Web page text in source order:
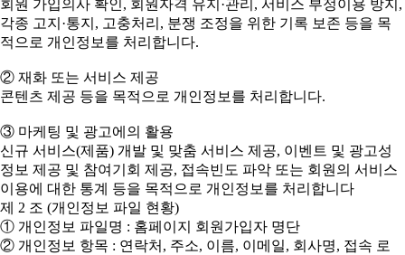
회원 가입의사 확인, 회원자격 유지·관리, 서비스 부정이용 방지,
각종 고지·통지, 고충처리, 분쟁 조정을 위한 기록 보존 등을 목
적으로 개인정보를 처리합니다.
② 재화 또는 서비스 제공
콘텐츠 제공 등을 목적으로 개인정보를 처리합니다.
③ 마케팅 및 광고에의 활용
신규 서비스(제품) 개발 및 맞춤 서비스 제공, 이벤트 및 광고성
정보 제공 및 참여기회 제공, 접속빈도 파악 또는 회원의 서비스
이용에 대한 통계 등을 목적으로 개인정보를 처리합니다
제 2 조 (개인정보 파일 현황)
① 개인정보 파일명 : 홈페이지 회원가입자 명단
② 개인정보 항목 : 연락처, 주소, 이름, 이메일, 회사명, 접속 로